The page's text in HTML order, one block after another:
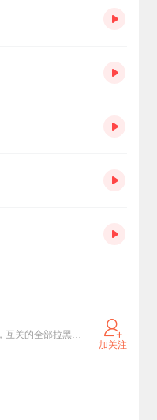
欢迎来到易易芸杨说书场，百变说书人，所有专辑都是真人录制，在娱乐中学习知识！不要给我互关啊，互关的全部拉黑！水瓶
加关注